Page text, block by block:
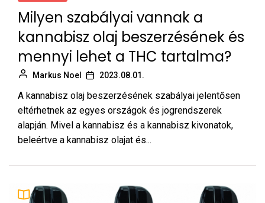
Milyen szabályai vannak a
kannabisz olaj beszerzésének és
mennyi lehet a THC tartalma?
Markus Noel 2023.08.01.
A kannabisz olaj beszerzésének szabályai jelentősen
eltérhetnek az egyes országok és jogrendszerek
alapján. Mivel a kannabisz és a kannabisz kivonatok,
beleértve a kannabisz olajat és...